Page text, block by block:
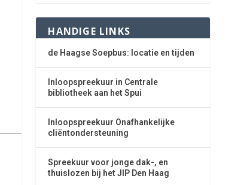
HANDIGE LINKS
de Haagse Soepbus: locatie en tijden
Inloopspreekuur in Centrale
bibliotheek aan het Spui
Inloopspreekuur Onafhankelijke
cliëntondersteuning
Spreekuur voor jonge dak-, en
thuislozen bij het JIP Den Haag